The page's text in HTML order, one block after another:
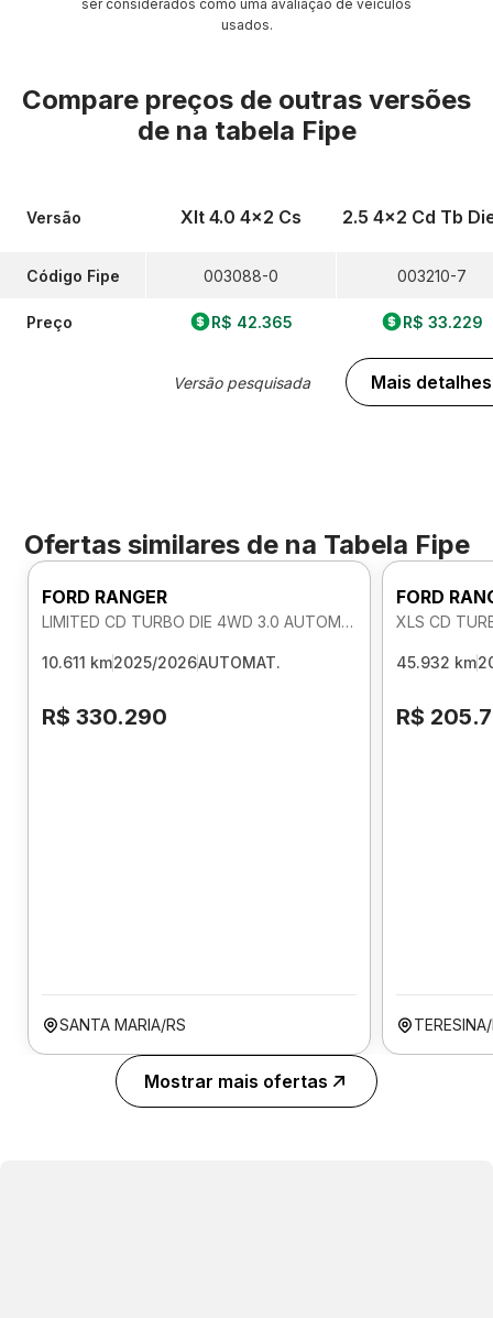
ser considerados como uma avaliação de veículos
usados.
Compare preços de outras versões
de na tabela Fipe
Versão
Código Fipe
Preço
Xlt 4.0 4x2 Cs
003088-0
R$ 42.365
Versão pesquisada
2.5 4x2 Cd Tb
003210-7
R$ 33.229
Mais detalhes
Ofertas similares de na Tabela Fipe
FORD RANGER
LIMITED CD TURBO DIE 4WD 3.0 AUTOMATICO
10.611 km2025/2026AUTOMAT.
R$ 330.290
SANTA MARIA/RS
FORD
XLS CD
45.932 km
R$
Mostrar mais ofertas